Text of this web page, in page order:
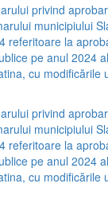
privind
municipiului
referitoare la
pe anul 2024
cu modificările
privind
municipiului
referitoare la
pe anul 2024
cu modificările